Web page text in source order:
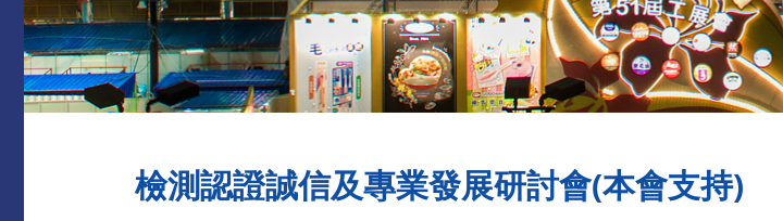
檢測認證誠信及專業發展研討會(本會支持)